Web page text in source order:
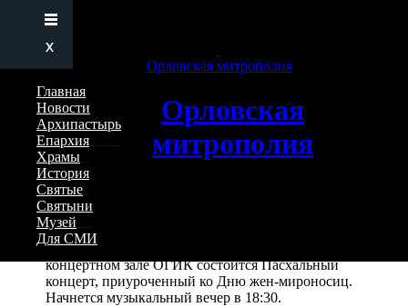
Перейти к основному содержанию страницы
Орловская митрополия
Орловская
митрополия
Главная
Новости
Архипастырь
Епархия
Храмы
История
Святые
Святыни
Музей
Для СМИ
28 апреля в Орле состоится
Пасхальный концерт ко Дню жен-
мироносиц
18 апреля 2026 — 19:47
По благословению митрополита Орловского и
Болховского Тихона, при поддержке Центрального
благочиния Орловской епархии, 28 апреля в
концертном зале ОГИК состоится Пасхальный
концерт, приуроченный ко Дню жен-мироносиц.
Начнется музыкальный вечер в 18:30.